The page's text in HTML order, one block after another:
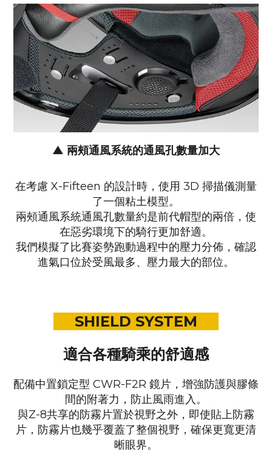
▲ 兩頰通風系統的通風孔數量加大
在考慮 X-Fifteen 的設計時， 使用 3D 掃描儀測量
了一個粘土模型。
兩頰通風系統通風孔數量約是前代帽型的兩倍， 使
在惡劣環境下的騎行更加舒適。
我們模擬了比賽姿勢跑動過程中的壓力分佈， 確認
進氣口位於受風最多、壓力最大的部位。
SHIELD SYSTEM
適合各種騎乘的舒適感
配備中置鎖定型 CWR-F2R 鏡片， 增強防護與膠條
間的附著力，防止風雨進入。
與Z-8共享的防霧片置於視野之外，即使貼上防霧
片， 防霧片也幾乎覆蓋了整個視野，確保更寬更清
晰眼界。